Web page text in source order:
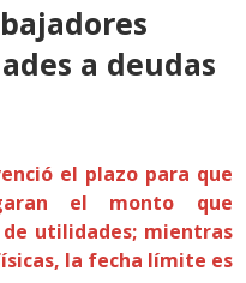
a deudas
el plazo para que
el monto que
utilidades; mientras
la fecha límite es